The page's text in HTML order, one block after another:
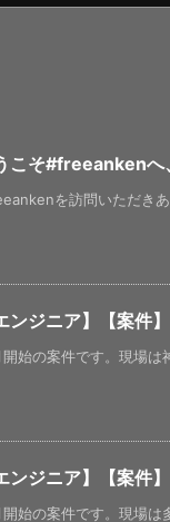
こそ#freeankenへ
を訪問いただき
ンジニア】【案件
開始の案件です。現場は
ンジニア】【案件
開始の案件です。現場は